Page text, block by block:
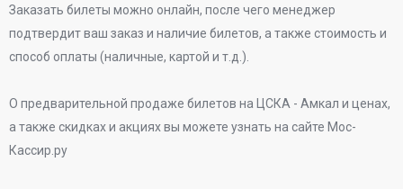
Заказать билеты можно онлайн, после чего менеджер
подтвердит ваш заказ и наличие билетов, а также стоимость и
способ оплаты (наличные, картой и т.д.).
О предварительной продаже билетов на ЦСКА - Амкал и ценах,
а также скидках и акциях вы можете узнать на сайте Мос-
Кассир.ру